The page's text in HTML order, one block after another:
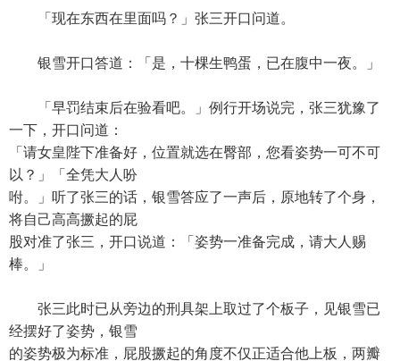
「现在东西在里面吗？」张三开口问道。
银雪开口答道：「是，十棵生鸭蛋，已在腹中一夜。」
「早罚结束后在验看吧。」例行开场说完，张三犹豫了
一下，开口问道：
「请女皇陛下准备好，位置就选在臀部，您看姿势一可不可
以？」「全凭大人吩
咐。」听了张三的话，银雪答应了一声后，原地转了个身，
将自己高高撅起的屁
股对准了张三，开口说道：「姿势一准备完成，请大人赐
棒。」
张三此时已从旁边的刑具架上取过了个板子，见银雪已
经摆好了姿势，银雪
的姿势极为标准，屁股撅起的角度不仅正适合他上板，两瓣